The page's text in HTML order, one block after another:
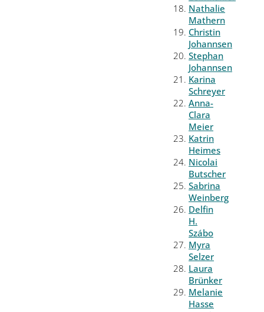
Nathalie
Mathern
Christin
Johannsen
Stephan
Johannsen
Karina
Schreyer
Anna-
Clara
Meier
Katrin
Heimes
Nicolai
Butscher
Sabrina
Weinberg
Delfin
H.
Szábo
Myra
Selzer
Laura
Brünker
Melanie
Hasse